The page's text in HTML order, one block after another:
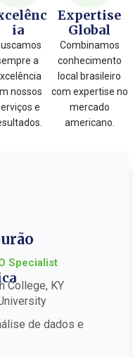
ia
a
nossos
e
Expertise
Global
Combinamos
conhecimento
local brasileiro
com expertise no
mercado
americano.
Specialist
College, KY
de dados e